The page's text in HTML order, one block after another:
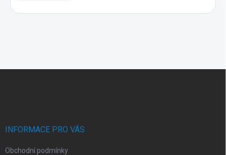
INFORMACE PRO VÁS
Obchodní podmínky